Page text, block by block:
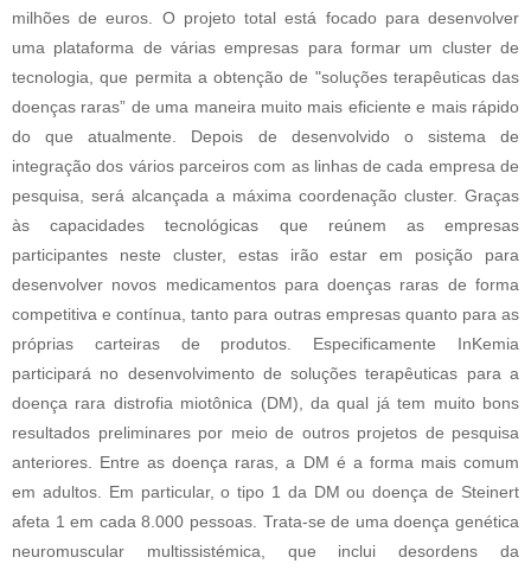
milhões de euros. O projeto total está focado para desenvolver
uma plataforma de várias empresas para formar um cluster de
tecnologia, que permita a obtenção de "soluções terapêuticas das
doenças raras” de uma maneira muito mais eficiente e mais rápido
do que atualmente. Depois de desenvolvido o sistema de
integração dos vários parceiros com as linhas de cada empresa de
pesquisa, será alcançada a máxima coordenação cluster. Graças
às capacidades tecnológicas que reúnem as empresas
participantes neste cluster, estas irão estar em posição para
desenvolver novos medicamentos para doenças raras de forma
competitiva e contínua, tanto para outras empresas quanto para as
próprias carteiras de produtos. Especificamente InKemia
participará no desenvolvimento de soluções terapêuticas para a
doença rara distrofia miotônica (DM), da qual já tem muito bons
resultados preliminares por meio de outros projetos de pesquisa
anteriores. Entre as doença raras, a DM é a forma mais comum
em adultos. Em particular, o tipo 1 da DM ou doença de Steinert
afeta 1 em cada 8.000 pessoas. Trata-se de uma doença genética
neuromuscular multissistémica, que inclui desordens da